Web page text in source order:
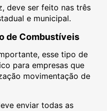
deve ser feito nas três
e municipal.
de Combustíveis
esse tipo de
para empresas que
movimentação de
enviar todas as